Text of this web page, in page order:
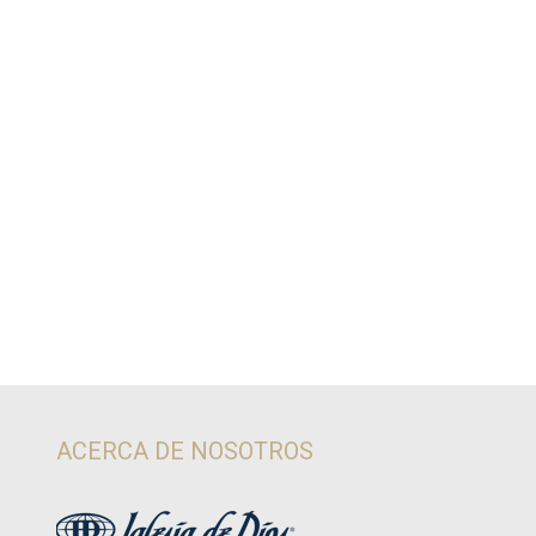
ACERCA DE NOSOTROS